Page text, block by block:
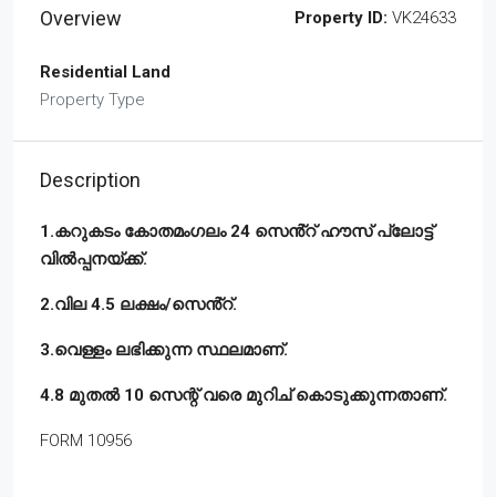
Overview Property ID: VK24633
Residential Land
Property Type
Description
1.കറുകടം കോതമംഗലം 24 സെൻ്റ് ഹൗസ് പ്ലോട്ട്
വിൽപ്പനയ്ക്ക്.
2.വില 4.5 ലക്ഷം/സെൻ്റ്.
3.വെള്ളം ലഭിക്കുന്ന സ്ഥലമാണ്.
4.8 മുതൽ 10 സെന്റ് വരെ മുറിച് കൊടുക്കുന്നതാണ്.
FORM 10956